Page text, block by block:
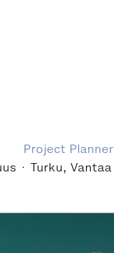
Project Planner
· Turku, Vantaa